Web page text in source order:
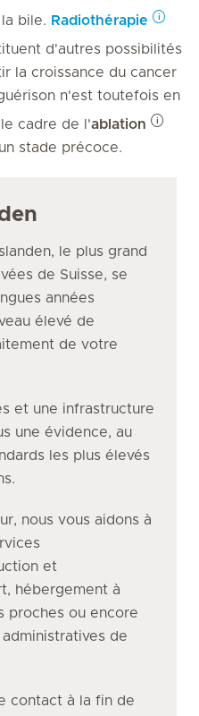
bile. Radiothérapie
d'autres possibilités
la croissance du cancer
n'est toutefois en
cadre de l'ablation
stade précoce.
le plus grand
de Suisse, se
années
élevé de
de votre
et une infrastructure
une évidence, au
les plus élevés
nous vous aidons à
et
hébergement à
proches ou encore
de
contact à la fin de